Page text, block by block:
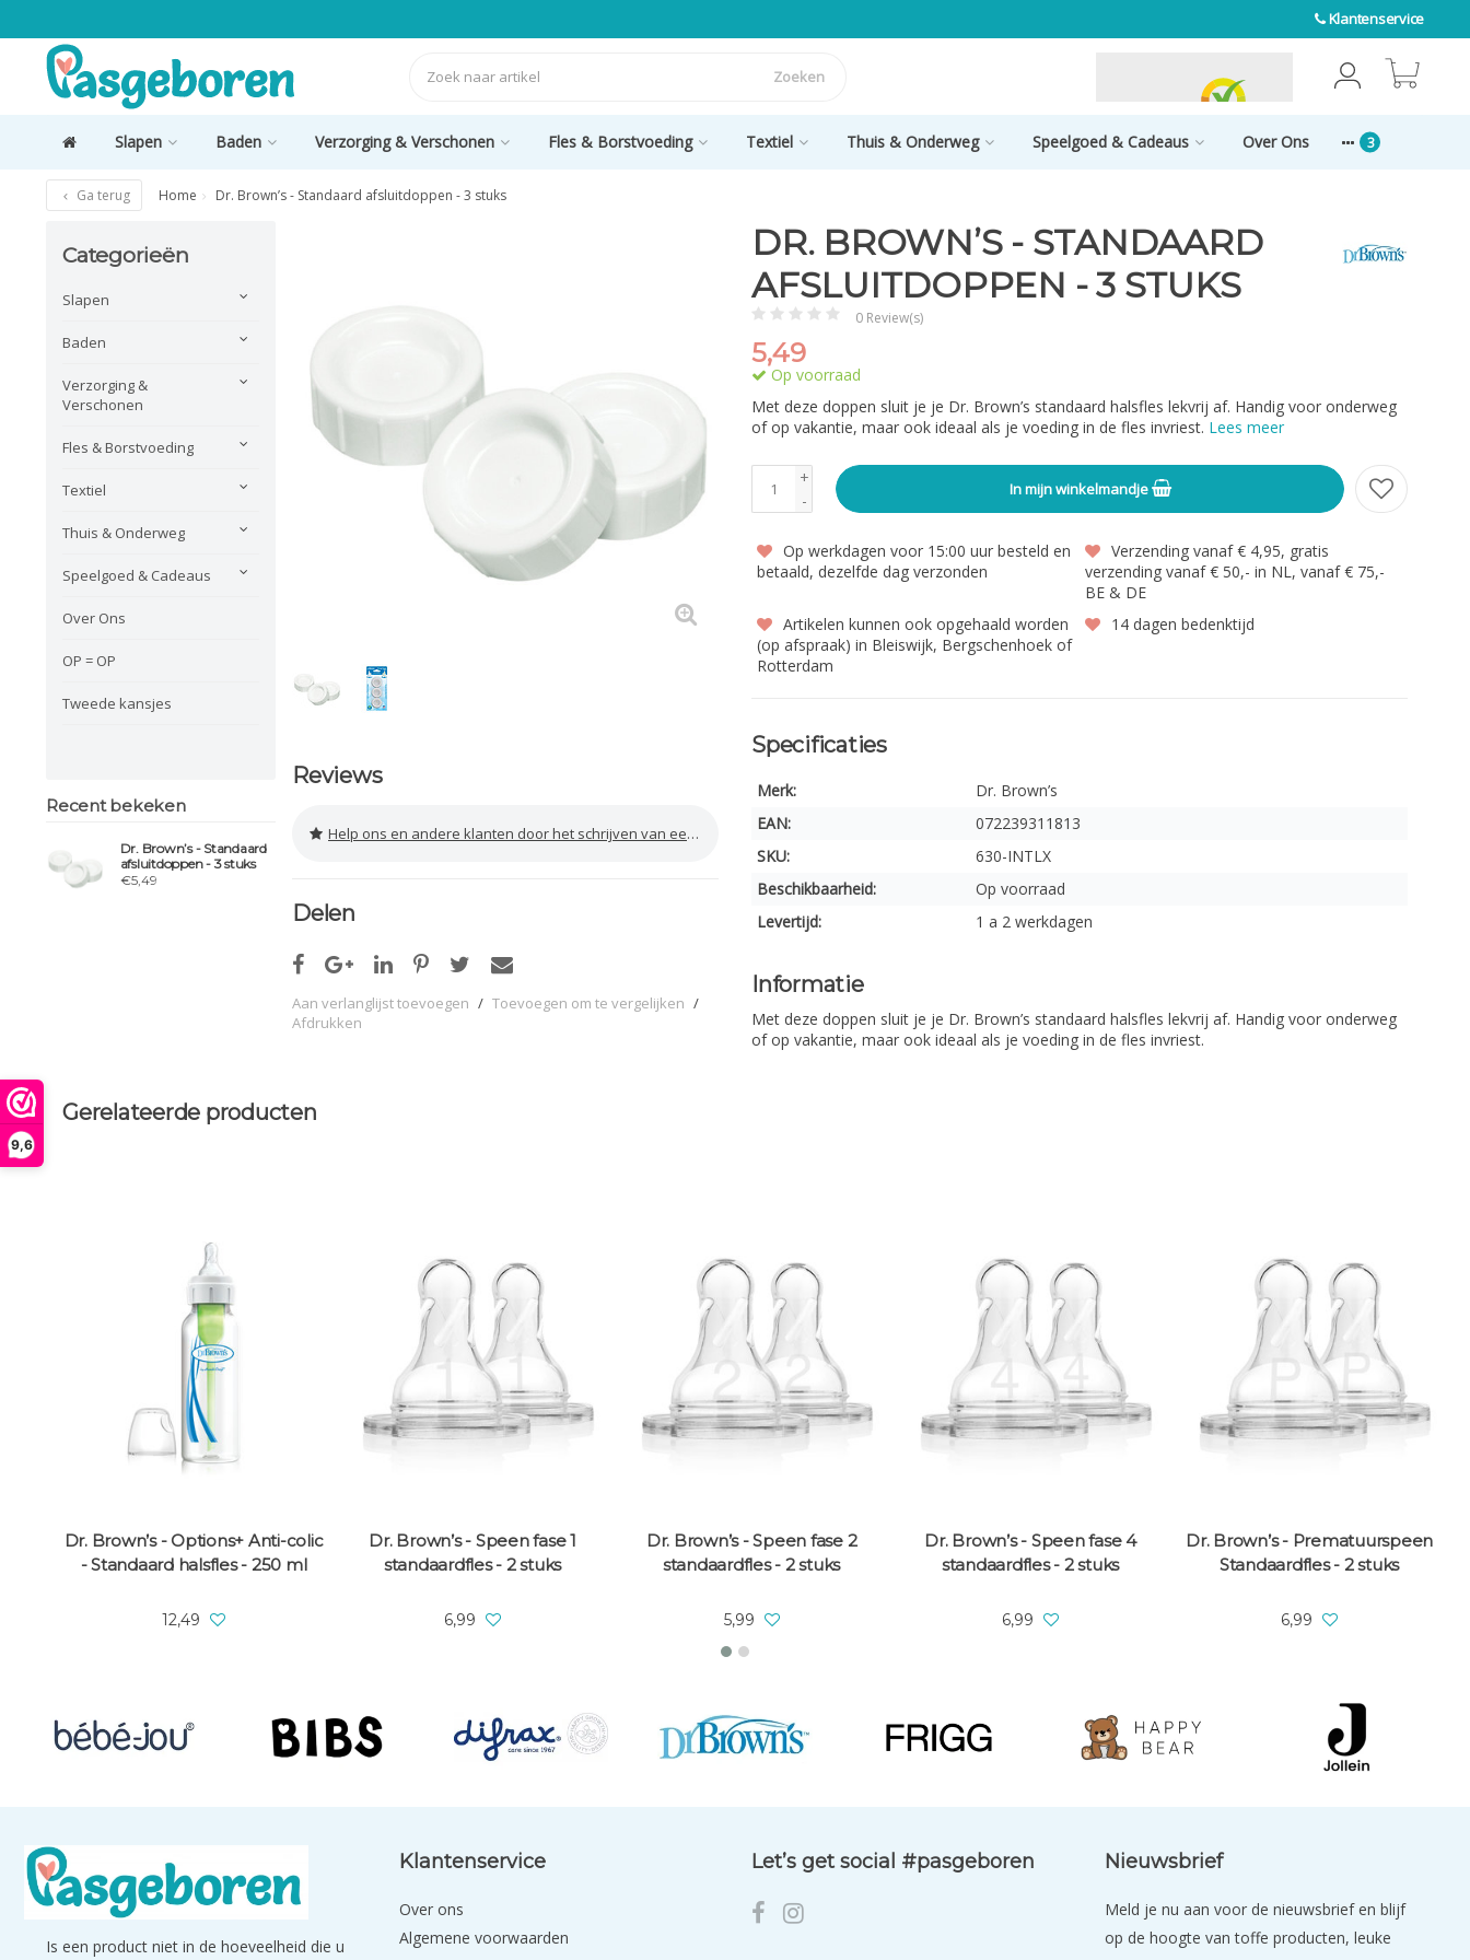
9,6
Klantenservice
Zoeken
Slapen Baden Verzorging & Verschonen Fles & Borstvoeding Textiel Thuis & Onderweg Speelgoed & Cadeaus Over Ons
Ga terug Home Dr. Brown’s - Standaard afsluitdoppen - 3 stuks
Categorieën
Slapen
Baden
Verzorging &
Verschonen
Fles & Borstvoeding
Textiel
Thuis & Onderweg
Speelgoed & Cadeaus
Over Ons
OP = OP
Tweede kansjes
Recent bekeken
Dr. Brown’s - Standaard
afsluitdoppen - 3 stuks
€5,49
Reviews
Help ons en andere klanten door het schrijven van een review
Delen
Aan verlanglijst toevoegen / Toevoegen om te vergelijken /
Afdrukken
DR. BROWN’S - STANDAARD
AFSLUITDOPPEN - 3 STUKS
0 Review(s)
5,49
Op voorraad
Met deze doppen sluit je je Dr. Brown’s standaard halsfles lekvrij af. Handig voor onderweg
of op vakantie, maar ook ideaal als je voeding in de fles invriest. Lees meer
+
-
In mijn winkelmandje
Op werkdagen voor 15:00 uur besteld en
betaald, dezelfde dag verzonden
Verzending vanaf € 4,95, gratis
verzending vanaf € 50,- in NL, vanaf € 75,-
BE & DE
Artikelen kunnen ook opgehaald worden
(op afspraak) in Bleiswijk, Bergschenhoek of
Rotterdam
14 dagen bedenktijd
Specificaties
Merk:
Dr. Brown’s
EAN:
072239311813
SKU:
630-INTLX
Beschikbaarheid:
Op voorraad
Levertijd:
1 a 2 werkdagen
Informatie
Met deze doppen sluit je je Dr. Brown’s standaard halsfles lekvrij af. Handig voor onderweg
of op vakantie, maar ook ideaal als je voeding in de fles invriest.
Gerelateerde producten
Dr. Brown’s - Options+ Anti-colic
- Standaard halsfles - 250 ml
12,49
Dr. Brown’s - Speen fase 1
standaardfles - 2 stuks
6,99
Dr. Brown’s - Speen fase 2
standaardfles - 2 stuks
5,99
Dr. Brown’s - Speen fase 4
standaardfles - 2 stuks
6,99
Dr. Brown’s - Prematuurspeen
Standaardfles - 2 stuks
6,99
Is een product niet in de hoeveelheid die u
Klantenservice
Over ons
Algemene voorwaarden
Let’s get social #pasgeboren Nieuwsbrief
Meld je nu aan voor de nieuwsbrief en blijf
op de hoogte van toffe producten, leuke